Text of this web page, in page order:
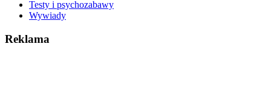
Testy i psychozabawy
Wywiady
Reklama